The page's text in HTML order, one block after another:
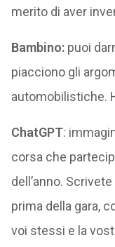
merito di aver
Bambino:puoi
piacciono gli
automobilistiche.
ChatGPT:
corsa che
dell’anno.
prima della gara,
voi stessi e la